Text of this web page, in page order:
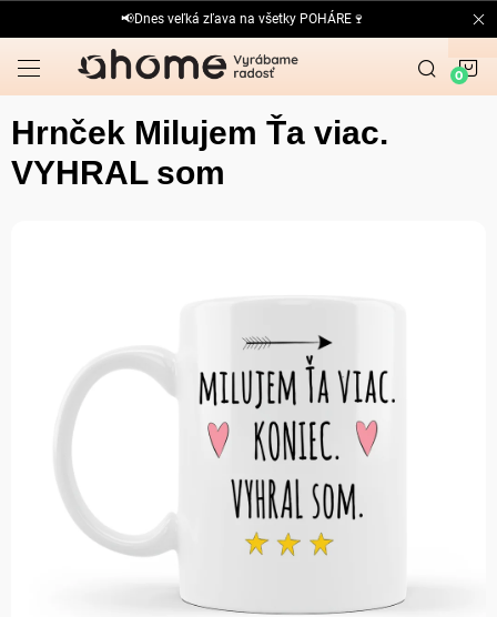
na
obsah
📢Dnes veľká zľava na všetky POHÁRE🍷
Hrnček Milujem Ťa viac.
VYHRAL som